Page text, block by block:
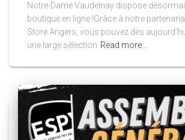
Notre-Dame Vaudelnay dispose
boutique en ligne !Grâce à notre
Store Angers, vous pouvez dès
une large sélection Read more…